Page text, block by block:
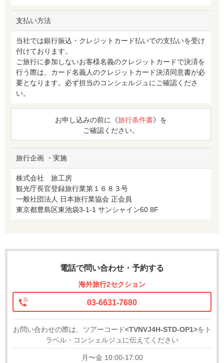
支払い方法
当社では銀行振込・クレジットカード払いでの支払いを受け
付けております。
ご旅行に参加しないお客様名義のクレジットカードで決済を
行う際は、カード名義人のクレジットカード決済同意書が必
要となります。必ず担当のコンシェルジュにご確認くださ
い。
お申し込みの前に《旅行条件書》を
ご確認ください。
旅行企画 ・実施
株式会社 旅工房
観光庁長官登録旅行業第１６８３号
一般社団法人 日本旅行業協会 正会員
東京都豊島区東池袋3-1-1 サンシャイン60 8F
電話で問い合わせ・予約する
海外旅行2セクション
03-6631-7680
お問い合わせの際は、ツアーコード<TVNVJ4H-STD-OP1>をト
ラベル・コンシェルジュに伝えてください
月〜金 10:00-17:00